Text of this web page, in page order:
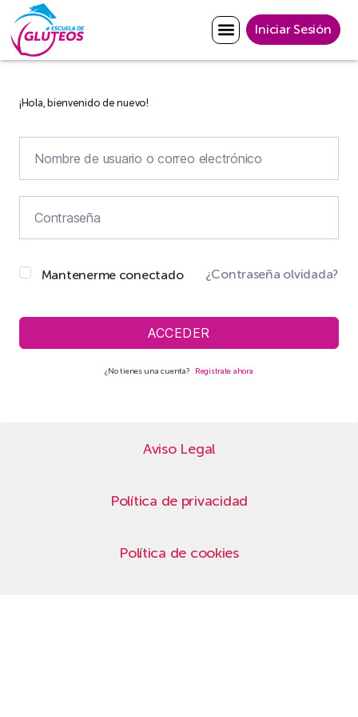
Iniciar Sesión
¡Hola, bienvenido de nuevo!
Mantenerme conectado ¿Contraseña olvidada?
ACCEDER
¿No tienes una cuenta? Regístrate ahora
Aviso Legal
Política de privacidad
Política de cookies